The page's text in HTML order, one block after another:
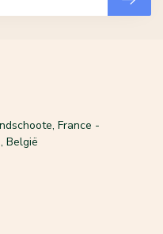
France -
België